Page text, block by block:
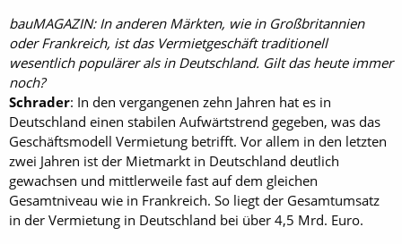
bauMAGAZIN: In anderen Märkten, wie in Großbritannien
oder Frankreich, ist das Vermietgeschäft traditionell
wesentlich populärer als in Deutschland. Gilt das heute immer
noch?
Schrader: In den vergangenen zehn Jahren hat es in
Deutschland einen stabilen Aufwärtstrend gegeben, was das
Geschäftsmodell Vermietung betrifft. Vor allem in den letzten
zwei Jahren ist der Mietmarkt in Deutschland deutlich
gewachsen und mittlerweile fast auf dem gleichen
Gesamtniveau wie in Frankreich. So liegt der Gesamtumsatz
in der Vermietung in Deutschland bei über 4,5 Mrd. Euro.